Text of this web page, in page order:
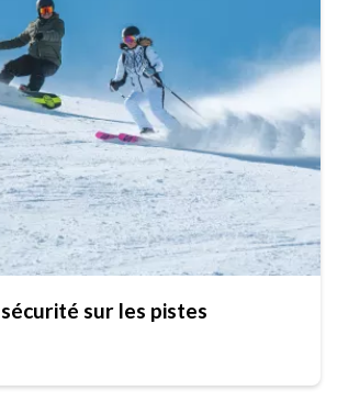
sécurité sur les pistes